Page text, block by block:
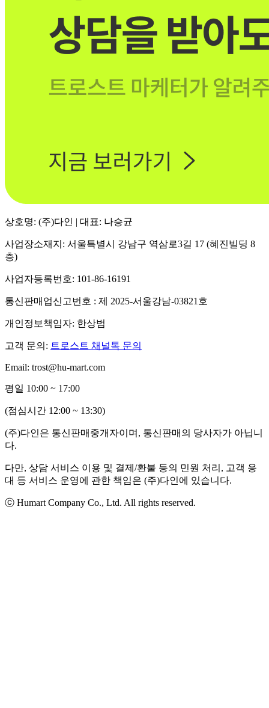
상호명: (주)다인 | 대표: 나승균
사업장소재지: 서울특별시 강남구 역삼로3길 17 (혜진빌딩 8
층)
사업자등록번호: 101-86-16191
통신판매업신고번호 : 제 2025-서울강남-03821호
개인정보책임자: 한상범
고객 문의: 트로스트 채널톡 문의
Email: trost@hu-mart.com
평일 10:00 ~ 17:00
(점심시간 12:00 ~ 13:30)
(주)다인은 통신판매중개자이며, 통신판매의 당사자가 아닙니
다.
다만, 상담 서비스 이용 및 결제/환불 등의 민원 처리, 고객 응
대 등 서비스 운영에 관한 책임은 (주)다인에 있습니다.
ⓒ Humart Company Co., Ltd. All rights reserved.